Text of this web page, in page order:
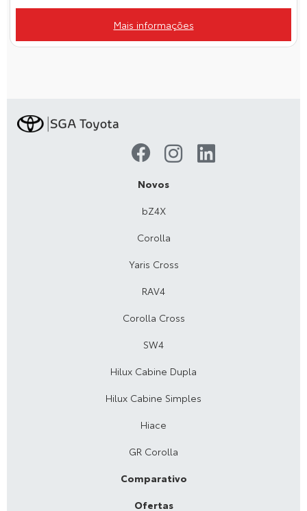
Mais informações
Novos
bZ4X
Corolla
Yaris Cross
RAV4
Corolla Cross
SW4
Hilux Cabine Dupla
Hilux Cabine Simples
Hiace
GR Corolla
Comparativo
Ofertas